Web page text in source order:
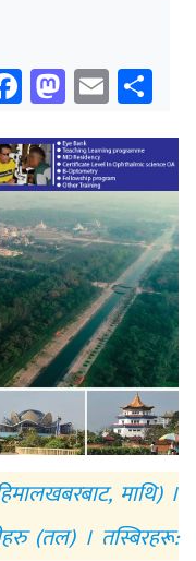
Facebook
Email
माथि) ।
(तल) । तस्बिरहरू: